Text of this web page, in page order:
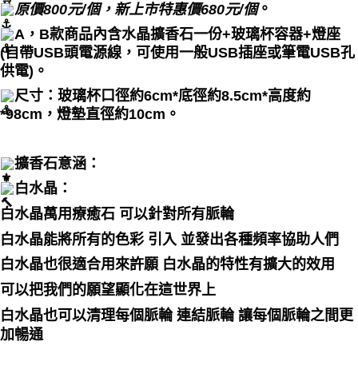
原價800元/個，新上市特惠價680元/個。
A，B款商品內含水晶擴香石一份+玻璃杯容器+燈座
(自帶USB頭電源線，可使用一般USB插座或筆電USB孔
供電)。
尺寸：玻璃杯口徑約6cm*底徑約8.5cm*高度約
*98cm，燈墊直徑約10cm。
擴香石意涵：
白水晶：
白水晶萬用療癒石 可以針對所有脈輪
白水晶能將所有的色彩 引入 並發出各種頻率協助人們
白水晶也很適合用來許願 白水晶的特性有擴大的效用
可以把我們的願望顯化在這世界上
白水晶也可以清理每個脈輪 連結脈輪 讓每個脈輪之間更
加暢通